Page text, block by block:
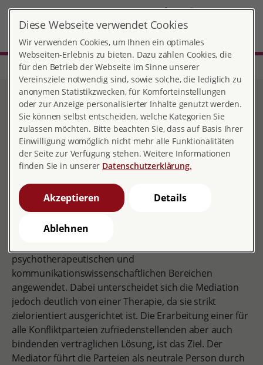
DE
Start Bayern Beratungsstelle Aschaffenburg Mediation
Mediation
Rechtsanwältin Sabine Langhirt
Mediation ist ein Verfahren zur Konfliktbearbeitung,
zu entwickeln und zu finden. Um dieses Ziel zu
psychotherapeutischen und
kommunikationswissenschaftlichen Bereichen
angewendet. Dabei unterscheidet sich die Mediation
jedoch deutlich von einer Therapie, da sie strikt
zielorientiert ausgerichtet ist. Die Erarbeitung einer für
alle Konfliktparteien zufriedenstellenden aber auch
bindenden vertraglichen Lösung, ist das Ziel. Der
Mediator führt die Parteien als neutrale Person durch
Diese Webseite verwendet Cookies
Wir verwenden Cookies, um Ihnen ein optimales
Webseiten-Erlebnis zu bieten. Dazu zählen Cookies, die
für den Betrieb der Webseite im Sinne unserer
Vereinsziele notwendig sind, sowie solche, die lediglich zu
anonymen Statistikzwecken, für Komforteinstellungen
oder zur Anzeige personalisierter Inhalte genutzt werden.
Sie können selbst entscheiden, welche Kategorien Sie
zulassen möchten. Bitte beachten Sie, dass auf Basis Ihrer
Einwilligung womöglich nicht mehr alle Funktionalitäten
der Seite zur Verfügung stehen. Weitere Informationen
finden Sie in unserer Datenschutzerklärung.
Akzeptieren Details
Ablehnen